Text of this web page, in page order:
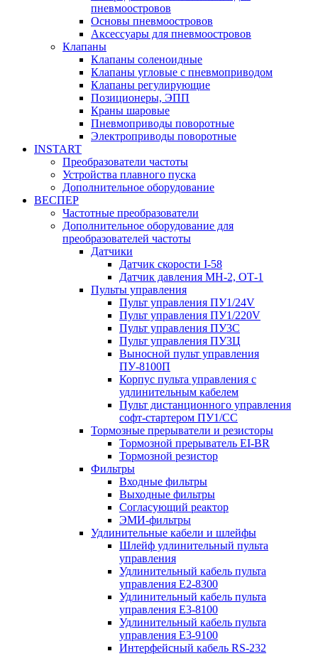
пневмоостровов
Основы пневмоостровов
Аксессуары для пневмоостровов
Клапаны
Клапаны соленоидные
Клапаны угловые с пневмоприводом
Клапаны регулирующие
Позиционеры, ЭПП
Краны шаровые
Пневмоприводы поворотные
Электроприводы поворотные
INSTART
Преобразователи частоты
Устройства плавного пуска
Дополнительное оборудование
ВЕСПЕР
Частотные преобразователи
Дополнительное оборудование для
преобразователей частоты
Датчики
Датчик скорости I-58
Датчик давления МН-2, ОТ-1
Пульты управления
Пульт управления ПУ1/24V
Пульт управления ПУ1/220V
Пульт управления ПУ3С
Пульт управления ПУ3Ц
Выносной пульт управления
ПУ-8100П
Корпус пульта управления с
удлинительным кабелем
Пульт дистанционного управления
софт-стартером ПУ1/СС
Тормозные прерыватели и резисторы
Тормозной прерыватель EI-BR
Тормозной резистор
Фильтры
Входные фильтры
Выходные фильтры
Согласующий реактор
ЭМИ-фильтры
Удлинительные кабели и шлейфы
Шлейф удлинительный пульта
управления
Удлинительный кабель пульта
управления Е2-8300
Удлинительный кабель пульта
управления Е3-8100
Удлинительный кабель пульта
управления Е3-9100
Интерфейсный кабель RS-232